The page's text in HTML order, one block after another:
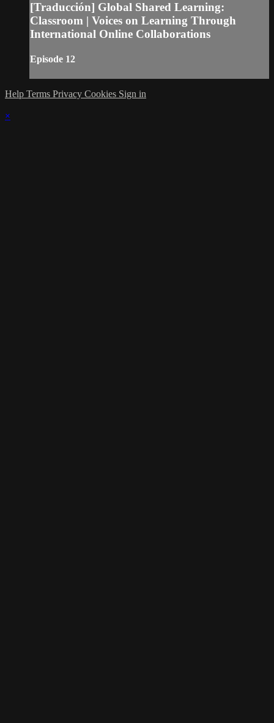
[Traducción] Global Shared Learning:
Classroom | Voices on Learning Through
International Online Collaborations
Episode 12
Help Terms Privacy Cookies Sign in
×